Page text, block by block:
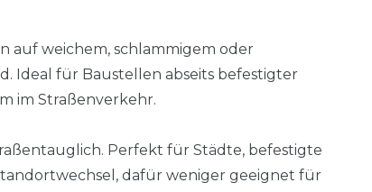
auf weichem, schlammigem oder
Ideal für Baustellen abseits befestigter
im Straßenverkehr.
Perfekt für Städte, befestigte
dafür weniger geeignet für